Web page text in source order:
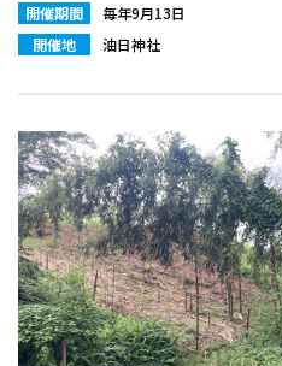
開催期間
毎年9月13日
開催地
油日神社